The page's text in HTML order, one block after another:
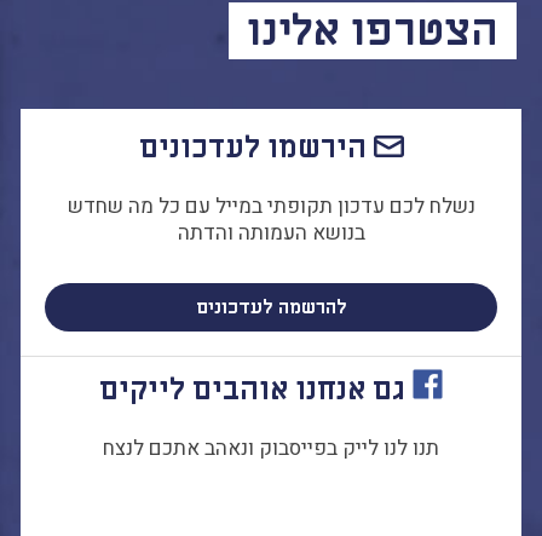
הצטרפו אלינו
הירשמו לעדכונים
נשלח לכם עדכון תקופתי במייל עם כל מה שחדש
בנושא העמותה והדתה
להרשמה לעדכונים
גם אנחנו אוהבים לייקים
תנו לנו לייק בפייסבוק ונאהב אתכם לנצח